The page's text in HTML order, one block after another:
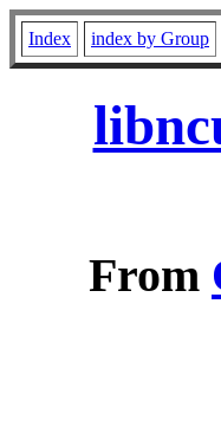
Index index by Group
From